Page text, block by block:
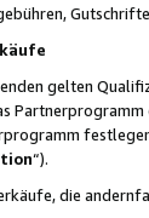
gelten
Partnerprogramm
“).
die